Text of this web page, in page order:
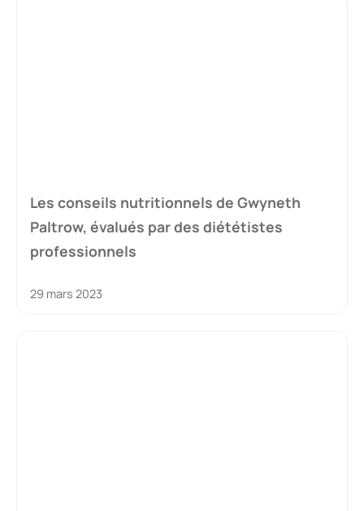
Les conseils nutritionnels de Gwyneth
Paltrow, évalués par des diététistes
professionnels
29 mars 2023